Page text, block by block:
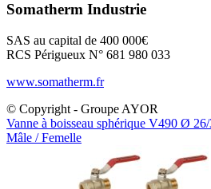
Somatherm Industrie
SAS au capital de 400 000€
RCS Périgueux N° 681 980 033
www.somatherm.fr
© Copyright - Groupe AYOR
Vanne à boisseau sphérique V490 Ø
Mâle / Femelle